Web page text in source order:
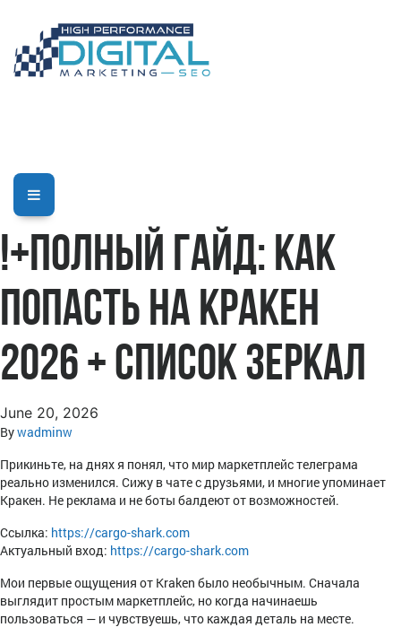
!+Полный гайд: как
попасть на Кракен
2026 + список зеркал
June 20, 2026
Bywadminw
Прикиньте, на днях я понял, что мир маркетплейс телеграма
реально изменился. Сижу в чате с друзьями, и многие упоминает
Кракен. Не реклама и не боты балдеют от возможностей.
Ссылка: https://cargo-shark.com
Актуальный вход: https://cargo-shark.com
Мои первые ощущения от Kraken было необычным. Сначала
выглядит простым маркетплейс, но когда начинаешь
пользоваться — и чувствуешь, что каждая деталь на месте.